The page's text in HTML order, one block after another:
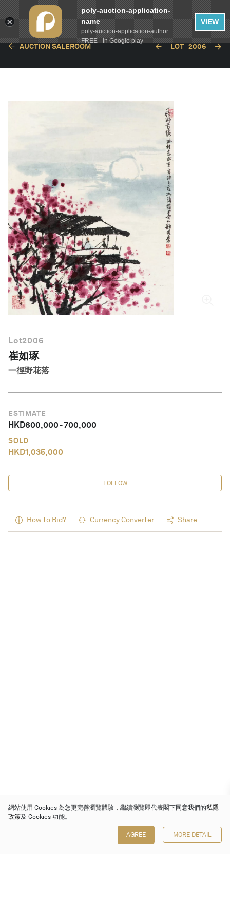
繁體中文
AUCTION SALEROOM LOT 2006
Lot2006
崔如琢
一徑野花落
ESTIMATE
HKD600,000-700,000
SOLD
HKD1,035,000
FOLLOW
How to Bid? Currency Converter Share
網站使用 Cookies 為您更完善瀏覽體驗，繼續瀏覽即代表閣下同意我們的私隱
政策及 Cookies 功能。
AGREE MORE DETAIL
poly-auction-application-
name
poly-auction-application-author
FREE - In Google play
VIEW